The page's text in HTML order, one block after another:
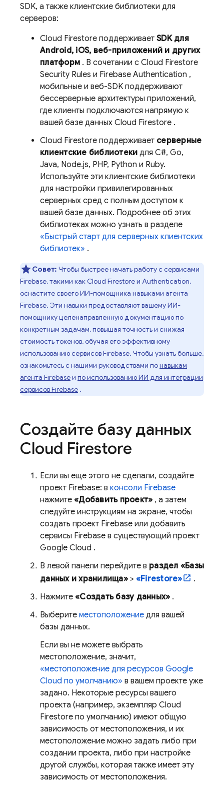
SDK, а также клиентские библиотеки для
серверов:
Cloud Firestore поддерживает SDK для
Android, iOS, веб-приложений и других
платформ . В сочетании с Cloud Firestore
Security Rules и Firebase Authentication ,
мобильные и веб-SDK поддерживают
бессерверные архитектуры приложений,
где клиенты подключаются напрямую к
вашей базе данных Cloud Firestore .
Cloud Firestore поддерживает серверные
клиентские библиотеки для C#, Go,
Java, Node.js, PHP, Python и Ruby.
Используйте эти клиентские библиотеки
для настройки привилегированных
серверных сред с полным доступом к
вашей базе данных. Подробнее об этих
библиотеках можно узнать в разделе
«Быстрый старт для серверных клиентских
библиотек» .
Совет: Чтобы быстрее начать работу с сервисами
Firebase, такими как Cloud Firestoreи Authentication,
оснастите своего ИИ-помощника навыками агента
Firebase. Эти навыки предоставляют вашему ИИ-
помощнику целенаправленную документацию по
конкретным задачам, повышая точность и снижая
стоимость токенов, обучая его эффективному
использованию сервисов Firebase. Чтобы узнать больше,
ознакомьтесь с нашими руководствами понавыкам
агента Firebaseи по использованию ИИ для интеграции
сервисов Firebase .
Создайте базу данных
Cloud Firestore
Если вы еще этого не сделали, создайте
проект Firebase: в консоли Firebase
нажмите «Добавить проект» , а затем
следуйте инструкциям на экране, чтобы
создать проект Firebase или добавить
сервисы Firebase в существующий проект
Google Cloud .
В левой панели перейдите в раздел «Базы
данных и хранилища»> «Firestore»
.
Нажмите «Создать базу данных» .
Выберите местоположение для вашей
базы данных.
Если вы не можете выбрать
местоположение, значит,
«местоположение для ресурсов Google
Cloud по умолчанию» в вашем проекте уже
задано. Некоторые ресурсы вашего
проекта (например, экземпляр Cloud
Firestore по умолчанию) имеют общую
зависимость от местоположения, и их
местоположение можно задать либо при
создании проекта, либо при настройке
другой службы, которая также имеет эту
зависимость от местоположения.